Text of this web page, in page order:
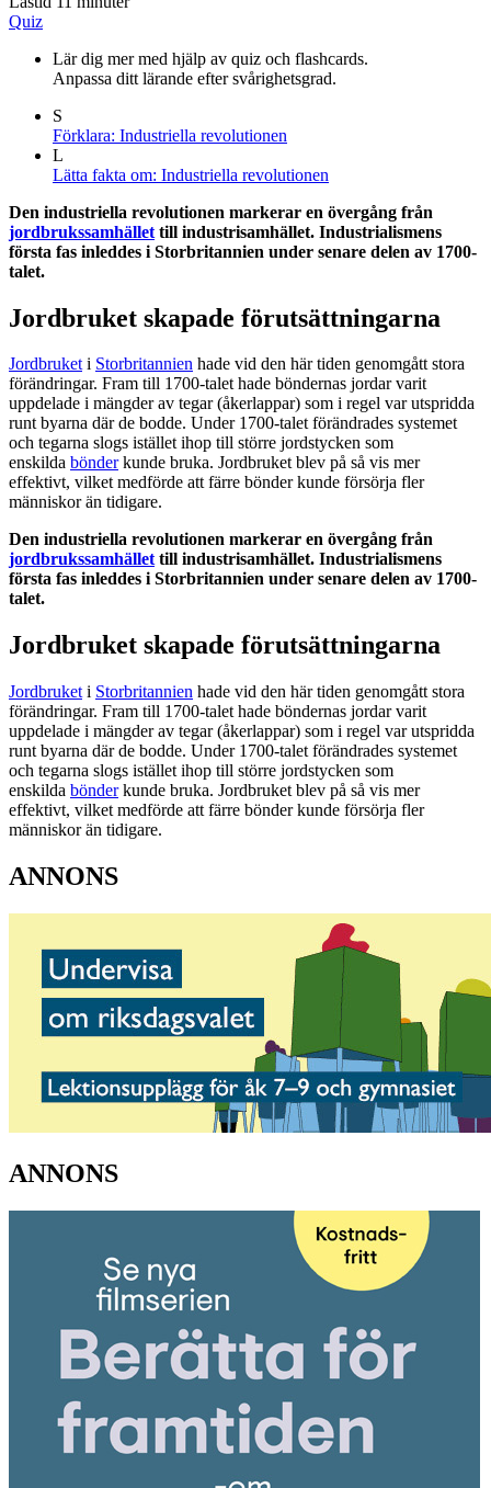
Quiz
Lär dig mer med hjälp av quiz och flashcards.
Anpassa ditt lärande efter svårighetsgrad.
S
Förklara: Industriella revolutionen
L
Lätta fakta om: Industriella revolutionen
Den industriella revolutionen markerar en övergång från
jordbrukssamhället till industrisamhället. Industrialismens
första fas inleddes i Storbritannien under senare delen av 1700-
talet.
Jordbruket skapade förutsättningarna
Jordbruketi Storbritannien hade vid den här tiden genomgått stora
förändringar. Fram till 1700-talet hade böndernas jordar varit
uppdelade i mängder av tegar (åkerlappar) som i regel var utspridda
runt byarna där de bodde. Under 1700-talet förändrades systemet
och tegarna slogs istället ihop till större jordstycken som
enskilda bönderkunde bruka. Jordbruket blev på så vis mer
effektivt, vilket medförde att färre bönder kunde försörja fler
människor än tidigare.
Den industriella revolutionen markerar en övergång från
jordbrukssamhällettill industrisamhället. Industrialismens
första fas inleddes i Storbritannien under senare delen av 1700-
talet.
Jordbruket skapade förutsättningarna
Jordbruket i Storbritannien hade vid den här tiden genomgått stora
förändringar. Fram till 1700-talet hade böndernas jordar varit
uppdelade i mängder av tegar (åkerlappar) som i regel var utspridda
runt byarna där de bodde. Under 1700-talet förändrades systemet
och tegarna slogs istället ihop till större jordstycken som
enskilda bönderkunde bruka. Jordbruket blev på så vis mer
effektivt, vilket medförde att färre bönder kunde försörja fler
människor än tidigare.
ANNONS
ANNONS